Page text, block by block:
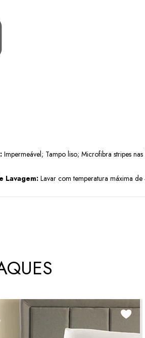
Impermeável; Tampo liso; Microfibra stripes nas
Lavagem:Lavar com temperatura máxima